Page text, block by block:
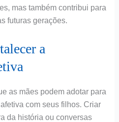
mas também contribui para
futuras gerações.
a
as mães podem adotar para
com seus filhos. Criar
da história ou conversas